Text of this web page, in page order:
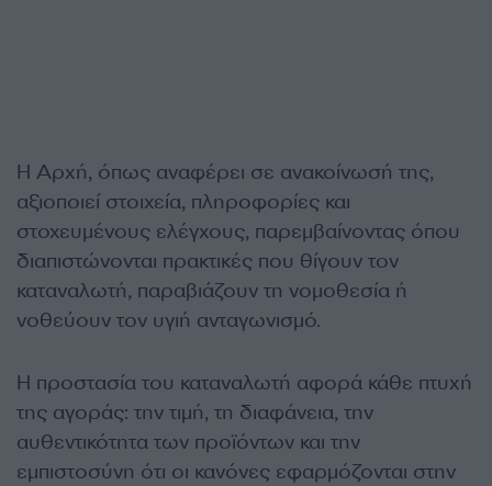
Η Αρχή, όπως αναφέρει σε ανακοίνωσή της,
αξιοποιεί στοιχεία, πληροφορίες και
στοχευμένους ελέγχους, παρεμβαίνοντας όπου
διαπιστώνονται πρακτικές που θίγουν τον
καταναλωτή, παραβιάζουν τη νομοθεσία ή
νοθεύουν τον υγιή ανταγωνισμό.
Η προστασία του καταναλωτή αφορά κάθε πτυχή
της αγοράς: την τιμή, τη διαφάνεια, την
αυθεντικότητα των προϊόντων και την
εμπιστοσύνη ότι οι κανόνες εφαρμόζονται στην